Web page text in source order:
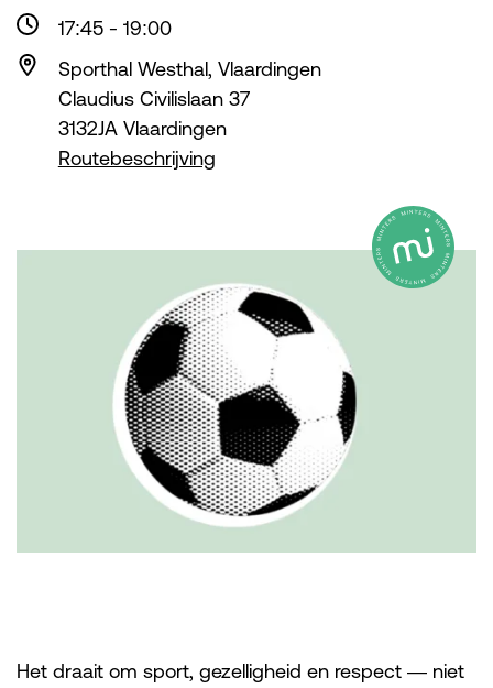
17:45- 19:00
Sporthal Westhal, Vlaardingen
Claudius Civilislaan 37
3132JA Vlaardingen
Routebeschrijving
Het draait om sport, gezelligheid en respect — niet